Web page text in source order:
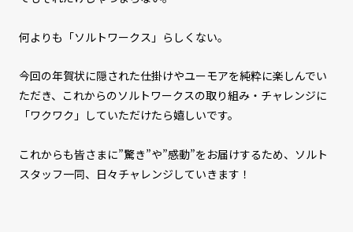
何よりも「ソルトワークス」らしくない。
今回の年賀状に隠された仕掛けやユーモアを純粋に楽しんでい
ただき、これからのソルトワークスの取り組み・チャレンジに
「ワクワク」していただけたら嬉しいです。
これからも皆さまに”驚き”や”感動”をお届けするため、ソルト
スタッフ一同、日々チャレンジしていきます！